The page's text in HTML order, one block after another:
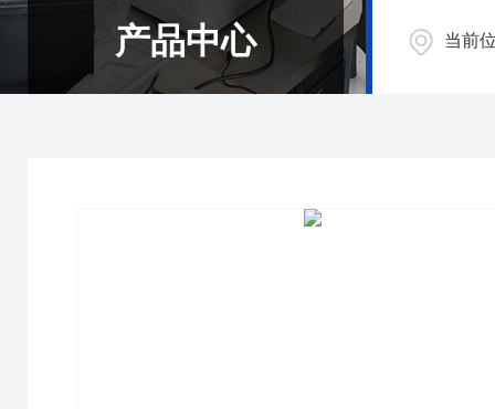
产品中心 当前